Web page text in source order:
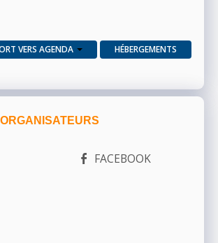
VERS AGENDA HÉBERGEMENTS
FACEBOOK